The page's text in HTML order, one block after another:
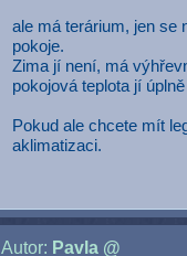
ale má terárium, jen se
pokoje.
Zima jí není, má
pokojová teplota jí
Pokud ale chcete mít
aklimatizaci.
Autor: Pavla @